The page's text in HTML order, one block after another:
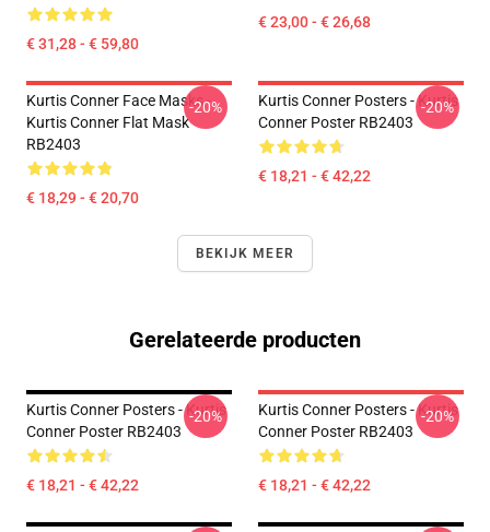
€ 31,28 - € 59,80
€ 23,00 - € 26,68
Kurtis Conner Face Masks -
Kurtis Conner Flat Mask
RB2403
€ 18,29 - € 20,70
-20%
Kurtis Conner Posters - Kurtis
Conner Poster RB2403
€ 18,21 - € 42,22
-20%
BEKIJK MEER
Gerelateerde producten
Kurtis Conner Posters - Kurtis
Conner Poster RB2403
€ 18,21 - € 42,22
-20%
Kurtis Conner Posters - Kurtis
Conner Poster RB2403
€ 18,21 - € 42,22
-20%